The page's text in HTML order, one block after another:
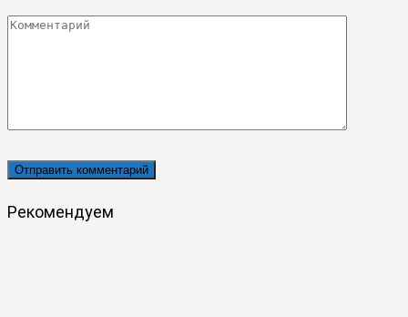
*
Комментарий
Рекомендуем